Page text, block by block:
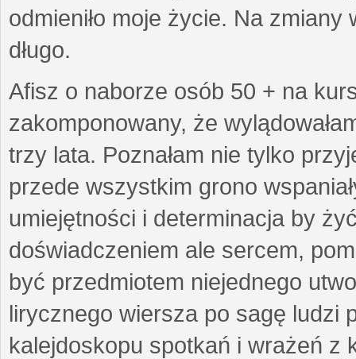
odmieniło moje życie. Na
długo.
Afisz o naborze osób 50 + na
zakomponowany, że
trzy lata. Poznałam nie tylko
przede wszystkim grono
umiejętności i determinacja by
doświadczeniem ale sercem,
być przedmiotem niejednego
lirycznego wiersza po sagę ludzi
kalejdoskopu spotkań i wrażeń z